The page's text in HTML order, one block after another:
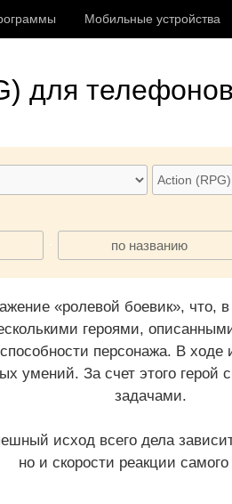
Мобильные устройства
для
· по названию
«ролевой боевик»,
героями,
персонажа. В ходе
умений. За счет этого
задачами.
исход всего дела
но и скорости реакции самого